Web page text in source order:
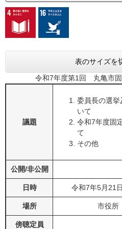
表のサイズを
令和7年度第1回 丸亀市
議題
委員長の選挙
いて
令和7年度固
て
その他
公開/非公開
日時 令和7年5月21
場所 市役
傍聴定員